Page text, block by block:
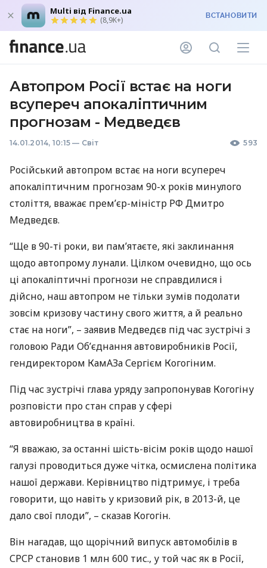
Multi від Finance.ua
(8,9K+) ВСТАНОВИТИ
Автопром Росії встає на ноги
всупереч апокаліптичним
прогнозам - Медведєв
14.01.2014, 10:15 — Світ 593
Російський автопром встає на ноги всупереч
апокаліптичним прогнозам 90-х років минулого
століття, вважає прем’єр-міністр РФ Дмитро
Медведєв.
“Ще в 90-ті роки, ви пам’ятаєте, які заклинання
щодо автопрому лунали. Цілком очевидно, що ось
ці апокаліптичні прогнози не справдилися і
дійсно, наш автопром не тільки зумів подолати
зовсім кризову частину свого життя, а й реально
стає на ноги”, – заявив Медведєв під час зустрічі з
головою Ради Об’єднання автовиробників Росії,
гендиректором КамАЗа Сергієм Когогіним.
Під час зустрічі глава уряду запропонував Когогіну
розповісти про стан справ у сфері
автовиробництва в країні.
“Я вважаю, за останні шість-вісім років щодо нашої
галузі проводиться дуже чітка, осмислена політика
нашої держави. Керівництво підтримує, і треба
говорити, що навіть у кризовий рік, в 2013-й, це
дало свої плоди”, – сказав Когогін.
Він нагадав, що щорічний випуск автомобілів в
СРСРстановив 1 млн 600 тис., у той час як в Росії,